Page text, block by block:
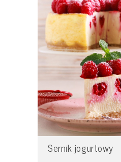
Sernik jogurtowy